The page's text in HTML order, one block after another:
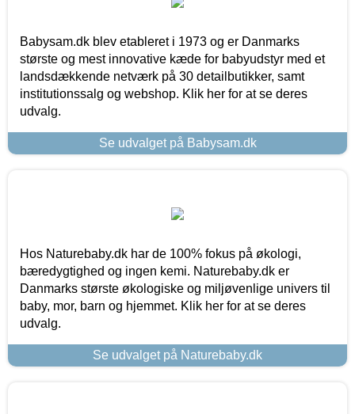
Babysam.dk blev etableret i 1973 og er Danmarks
største og mest innovative kæde for babyudstyr med et
landsdækkende netværk på 30 detailbutikker, samt
institutionssalg og webshop. Klik her for at se deres
udvalg.
Se udvalget på Babysam.dk
Hos Naturebaby.dk har de 100% fokus på økologi,
bæredygtighed og ingen kemi. Naturebaby.dk er
Danmarks største økologiske og miljøvenlige univers til
baby, mor, barn og hjemmet. Klik her for at se deres
udvalg.
Se udvalget på Naturebaby.dk